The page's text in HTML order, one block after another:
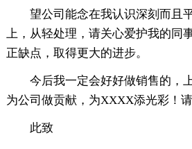
望公司能念在我认识深刻而且
上，从轻处理，请关心爱护我的同
正缺点，取得更大的进步。
今后我一定会好好做销售的，
为公司做贡献，为XXXX添光彩！
此致